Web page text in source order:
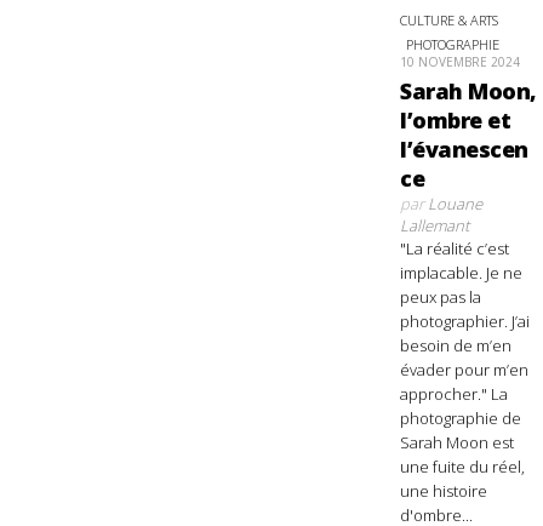
CULTURE & ARTS
PHOTOGRAPHIE
10 NOVEMBRE 2024
Sarah Moon,
l’ombre et
l’évanescen
ce
parLouane
Lallemant
"La réalité c’est
implacable. Je ne
peux pas la
photographier. J’ai
besoin de m’en
évader pour m’en
approcher." La
photographie de
Sarah Moon est
une fuite du réel,
une histoire
d'ombre...